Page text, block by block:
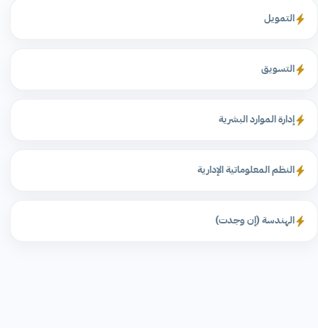
التمويل
التسويق
إدارة الموارد البشرية
النظم المعلوماتية الإدارية
الهندسة (إن وجدت)